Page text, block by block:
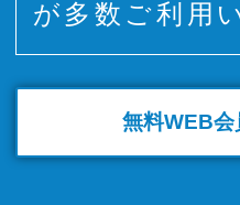
が多数ご利用
無料WEB会